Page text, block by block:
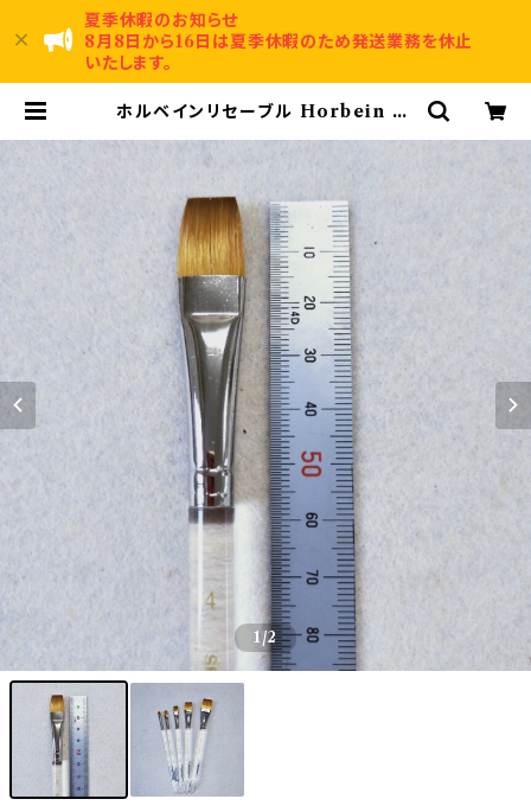
夏季休暇のお知らせ
8月8日から16日は夏季休暇のため発送業務を休止
いたします。
ホルベインリセーブル Horbein br
ou Urushi Kougei～
1/2